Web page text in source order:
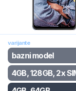
varijante
bazni model
4GB, 128GB, 2x